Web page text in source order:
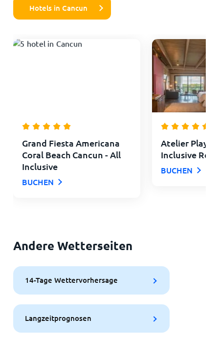
Hotels in Cancun
Grand Fiesta Americana
Coral Beach Cancun - All
Inclusive
BUCHEN
Atelier Playa
Inclusive
BUCHEN
Andere Wetterseiten
14-Tage Wettervorhersage
Langzeitprognosen